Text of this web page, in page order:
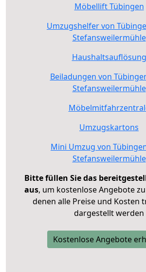
Möbellift Tübingen
Umzugshelfer von
Stefansweilermühle
Haushaltsauflösung
Beiladungen von
Stefansweilermühle
Umzugskartons
Mini Umzug von
Stefansweilermühle
Bitte füllen Sie das
aus, um kostenlose Angebote
denen alle Preise und Kosten
dargestellt werden
Kostenlose Angebote